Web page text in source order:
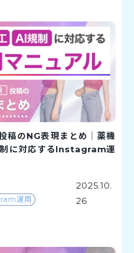
稿のNG表現まとめ｜薬機
に対応するInstagram運
運用
2025.10.
26